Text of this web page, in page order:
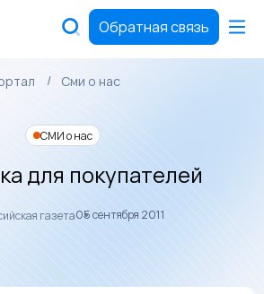
Обратная связь
Сми о нас
СМИ о нас
для покупателей
газета05 сентября 2011